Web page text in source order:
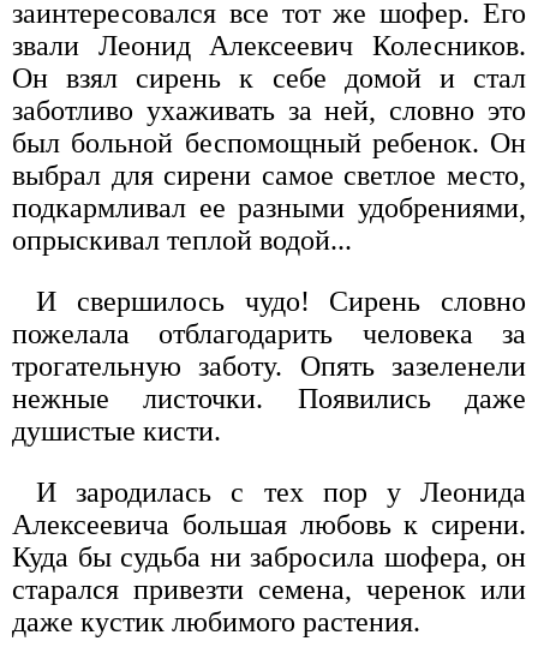
заинтересовался все тот же шофер. Его
звали Леонид Алексеевич Колесников.
Он взял сирень к себе домой и стал
заботливо ухаживать за ней, словно это
был больной беспомощный ребенок. Он
выбрал для сирени самое светлое место,
подкармливал ее разными удобрениями,
опрыскивал теплой водой...
И свершилось чудо! Сирень словно
пожелала отблагодарить человека за
трогательную заботу. Опять зазеленели
нежные листочки. Появились даже
душистые кисти.
И зародилась с тех пор у Леонида
Алексеевича большая любовь к сирени.
Куда бы судьба ни забросила шофера, он
старался привезти семена, черенок или
даже кустик любимого растения.